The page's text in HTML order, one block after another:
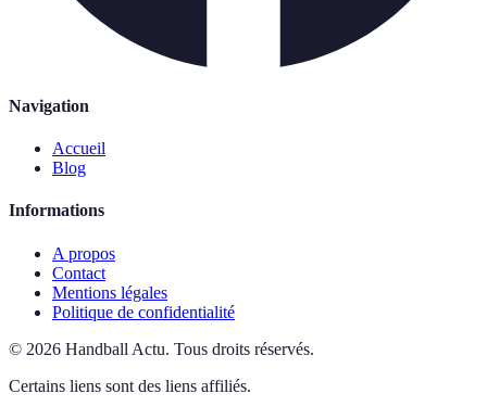
Navigation
Accueil
Blog
Informations
A propos
Contact
Mentions légales
Politique de confidentialité
© 2026 Handball Actu. Tous droits réservés.
Certains liens sont des liens affiliés.